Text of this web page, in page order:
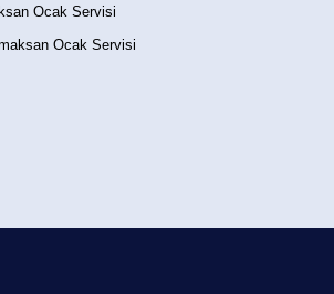
Ocak Servisi
Ocak Servisi